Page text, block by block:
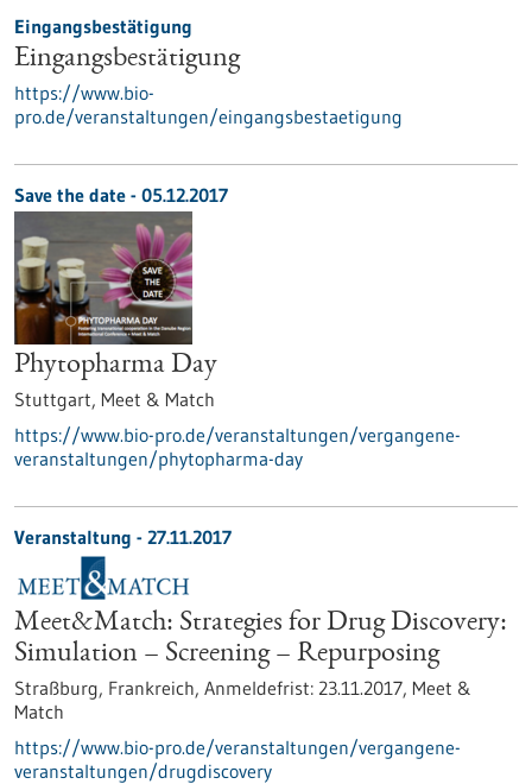
Eingangsbestätigung
Eingangsbestätigung
https://www.bio-
pro.de/veranstaltungen/eingangsbestaetigung
Save the date - 05.12.2017
Phytopharma Day
Stuttgart, Meet & Match
https://www.bio-pro.de/veranstaltungen/vergangene-
veranstaltungen/phytopharma-day
Veranstaltung - 27.11.2017
Meet&Match: Strategies for Drug Discovery:
Simulation – Screening – Repurposing
Straßburg, Frankreich, Anmeldefrist: 23.11.2017, Meet &
Match
https://www.bio-pro.de/veranstaltungen/vergangene-
veranstaltungen/drugdiscovery